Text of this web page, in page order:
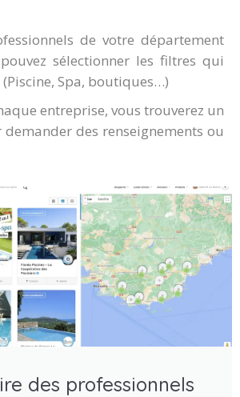
de votre département
sélectionner les filtres qui
Spa, boutiques…)
entreprise, vous trouverez un
des renseignements ou
des professionnels